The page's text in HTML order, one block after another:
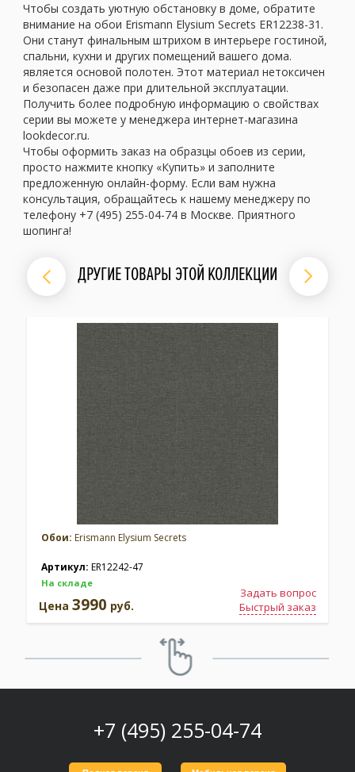
Чтобы создать уютную обстановку в доме, обратите
внимание на обои Erismann Elysium Secrets ER12238-31.
Они станут финальным штрихом в интерьере гостиной,
спальни, кухни и других помещений вашего дома.
является основой полотен. Этот материал нетоксичен
и безопасен даже при длительной эксплуатации.
Получить более подробную информацию о свойствах
серии вы можете у менеджера интернет-магазина
lookdecor.ru.
Чтобы оформить заказ на образцы обоев из серии,
просто нажмите кнопку «Купить» и заполните
предложенную онлайн-форму. Если вам нужна
консультация, обращайтесь к нашему менеджеру по
телефону +7 (495) 255-04-74 в Москве. Приятного
шопинга!
ДРУГИЕ ТОВАРЫ ЭТОЙ КОЛЛЕКЦИИ
Обои: Erismann Elysium Secrets
Артикул: ER12242-47
На складе
Задать вопрос
Быстрый заказ
Цена 3990 руб.
+7 (495) 255-04-74